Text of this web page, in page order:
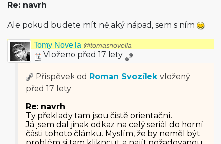
Re: navrh
Ale pokud budete mít nějaký nápad, sem s ním
Tomy Novella @tomasnovella
Vloženo před 17 lety
Příspěvek od Roman Svozílek vložený
před 17 lety
Re: navrh
Ty překlady tam jsou čistě orientační.
Já jsem dal jinak odkaz na celý seriál do horní
části tohoto článku. Myslím, že by neměl být